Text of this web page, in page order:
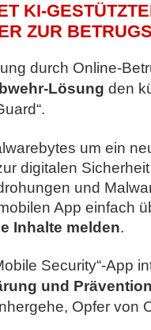
KI-
ZUR
durch Online-
Lösung den
um ein
digitalen
und
App einfach
Inhalte melden.
Security“-App
und
Opfer von